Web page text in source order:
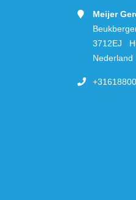
Meijer
3712EJ
Nederland